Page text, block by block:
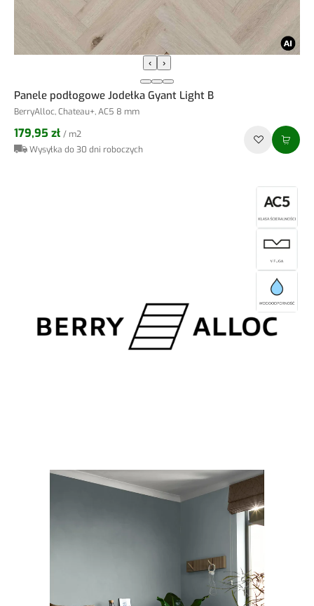
‹ ›
Panele podłogowe Jodełka Gyant Light B
BerryAlloc, Chateau+, AC5 8 mm
179,95 zł / m2
Wysyłka do 30 dni roboczych